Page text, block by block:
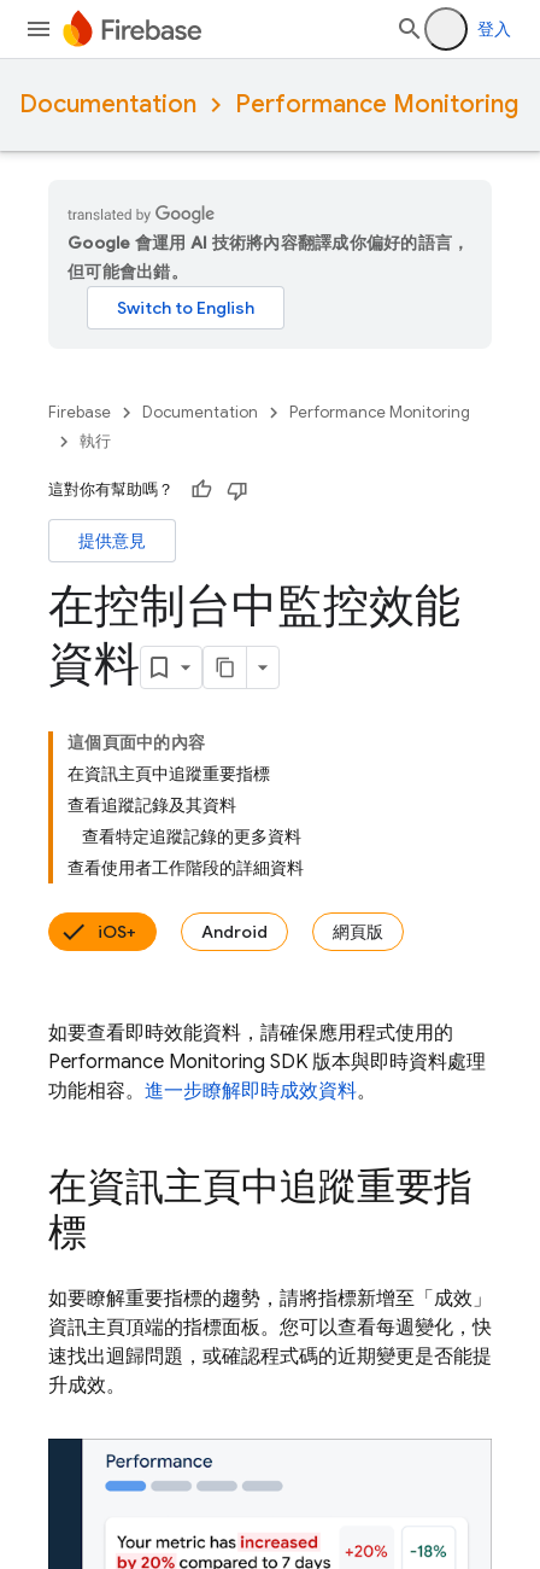
登入
Documentation Performance Monitoring
Google 會運用 AI 技術將內容翻譯成你偏好的語言，
但可能會出錯。
Firebase Documentation
Performance Monitoring
執行
這對你有幫助嗎？
提供意見
在控制台中監控效能
資料
這個頁面中的內容
在資訊主頁中追蹤重要指標
查看追蹤記錄及其資料
查看特定追蹤記錄的更多資料
查看使用者工作階段的詳細資料
iOS+ Android 網頁版
如要查看即時效能資料，請確保應用程式使用的
Performance Monitoring SDK 版本與即時資料處理
功能相容。 進一步瞭解即時成效資料。
在資訊主頁中追蹤重要指
標
如要瞭解重要指標的趨勢，請將指標新增至「成效」
資訊主頁頂端的指標面板。您可以查看每週變化，快
速找出迴歸問題，或確認程式碼的近期變更是否能提
升成效。